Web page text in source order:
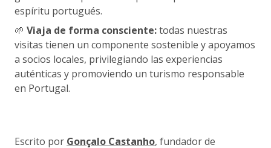
espíritu portugués.
🌱 Viaja de forma consciente:todas nuestras
visitas tienen un componente sostenible y apoyamos
a socios locales, privilegiando las experiencias
auténticas y promoviendo un turismo responsable
en Portugal.
Escrito por Gonçalo Castanho, fundador de